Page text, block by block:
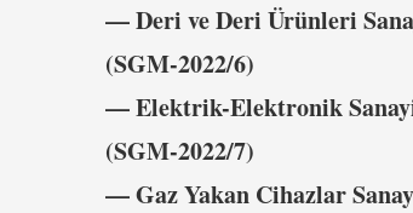
–– Deri ve Deri Ürünleri
(SGM-2022/6)
–– Elektrik-Elektronik
(SGM-2022/7)
–– Gaz Yakan Cihazlar